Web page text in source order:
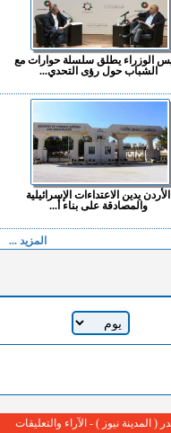
الوزراء يطلق سلسلة حوارات مع
الشباب حول رؤى التحدي...
الأردن يدين الاعتداءات الإسرائيلية
والمصادقة على بناء أ...
المزيد ...
المدينة نيوز ) - الآراء والتعليقات